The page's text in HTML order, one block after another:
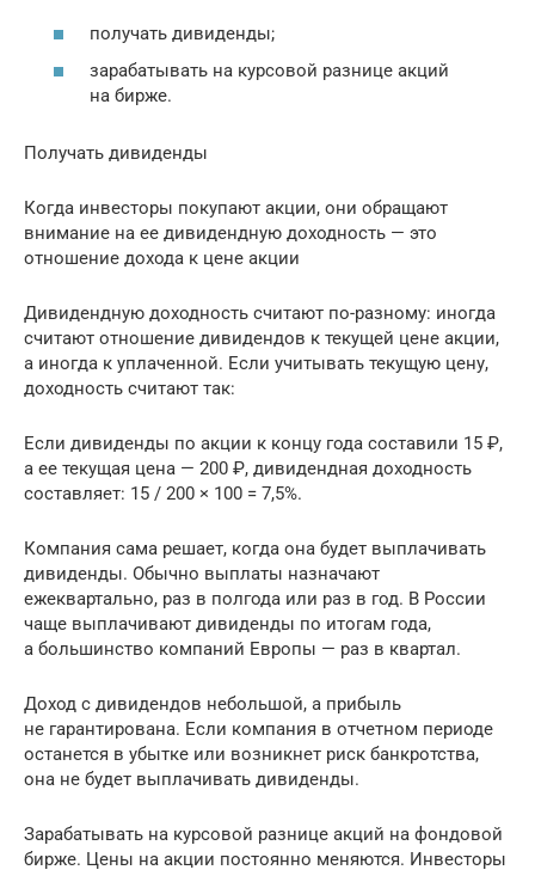
получать дивиденды;
зарабатывать на курсовой разнице акций
на бирже.
Получать дивиденды
Когда инвесторы покупают акции, они обращают
внимание на ее дивидендную доходность — это
отношение дохода к цене акции
Дивидендную доходность считают по-разному: иногда
считают отношение дивидендов к текущей цене акции,
а иногда к уплаченной. Если учитывать текущую цену,
доходность считают так:
Если дивиденды по акции к концу года составили 15 ₽,
а ее текущая цена — 200 ₽, дивидендная доходность
составляет: 15 / 200 × 100 = 7,5%.
Компания сама решает, когда она будет выплачивать
дивиденды. Обычно выплаты назначают
ежеквартально, раз в полгода или раз в год. В России
чаще выплачивают дивиденды по итогам года,
а большинство компаний Европы — раз в квартал.
Доход с дивидендов небольшой, а прибыль
не гарантирована. Если компания в отчетном периоде
останется в убытке или возникнет риск банкротства,
она не будет выплачивать дивиденды.
Зарабатывать на курсовой разнице акций на фондовой
бирже. Цены на акции постоянно меняются. Инвесторы